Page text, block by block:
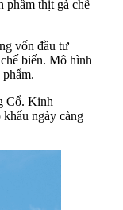
phẩm thịt gà chế
vốn đầu tư
biến. Mô hình
Cổ. Kinh
ngày càng